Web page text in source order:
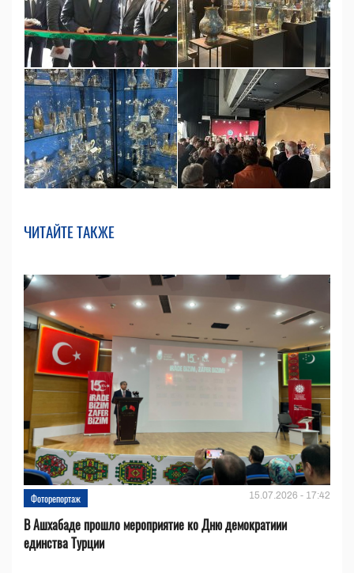
ЧИТАЙТЕ ТАКЖЕ
Фоторепортаж 15.07.2026 - 17:42
В Ашхабаде прошло мероприятие ко Дню демократиии
единства Турции